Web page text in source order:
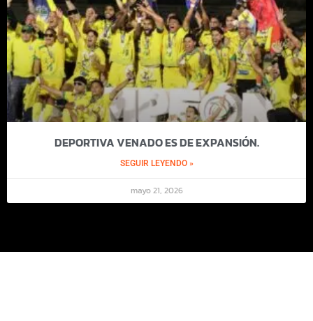
DEPORTIVA VENADO ES DE EXPANSIÓN.
SEGUIR LEYENDO »
mayo 21, 2026